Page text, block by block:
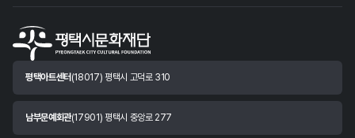
평택아트센터 (18017) 평택시 고덕로 310
남부문예회관(17901) 평택시 중앙로 277